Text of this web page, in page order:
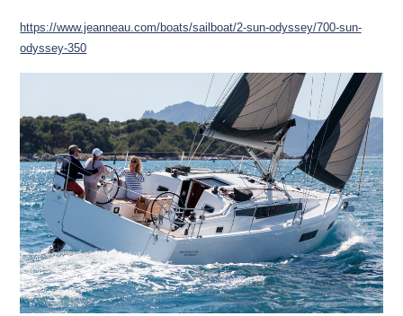
https://www.jeanneau.com/boats/sailboat/2-sun-odyssey/700-sun-
odyssey-350